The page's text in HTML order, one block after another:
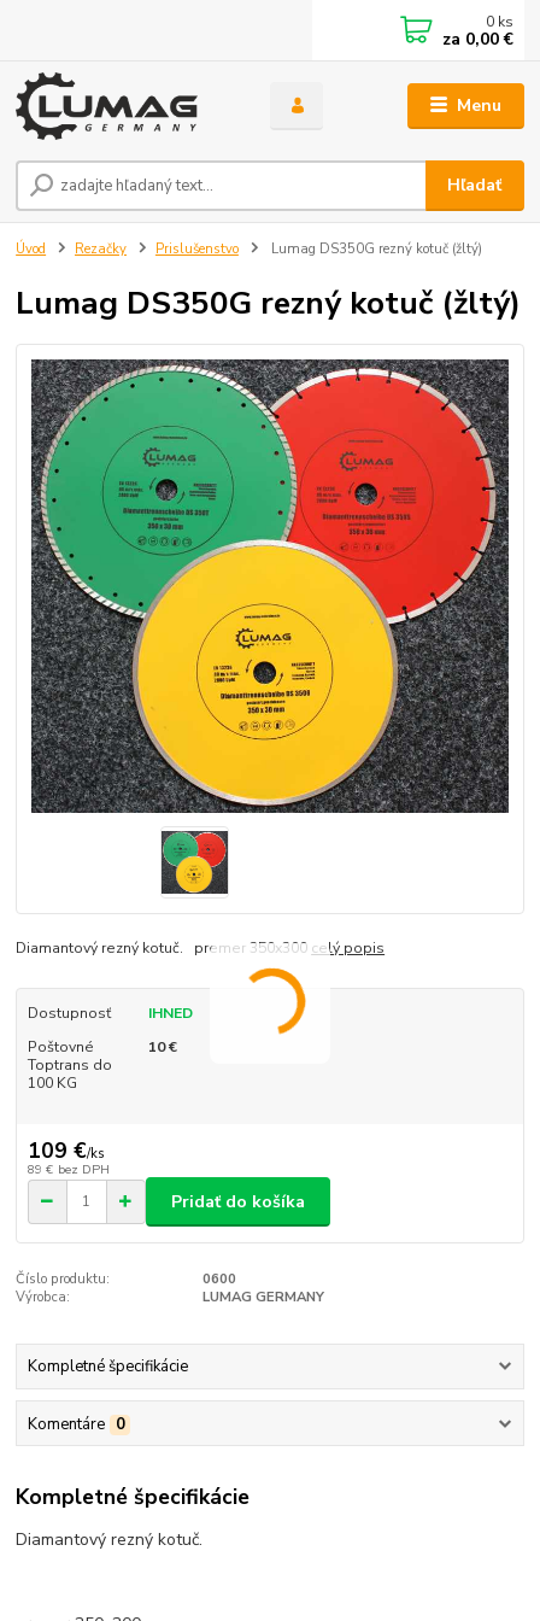
Menu
Hľadať
0 ks
za 0,00 €
Úvod Rezačky Prislušenstvo Lumag DS350G rezný kotuč (žltý)
Lumag DS350G rezný kotuč (žltý)
Diamantový rezný kotuč. premer 350x300 celý popis
Dostupnosť
IHNED
Poštovné
Toptrans do
100 KG
10 €
109 €/ks
89 € bez DPH
Pridať do košíka
Číslo produktu:
0600
Výrobca:
LUMAG GERMANY
Kompletné špecifikácie
Komentáre 0
Kompletné špecifikácie
Diamantový rezný kotuč.